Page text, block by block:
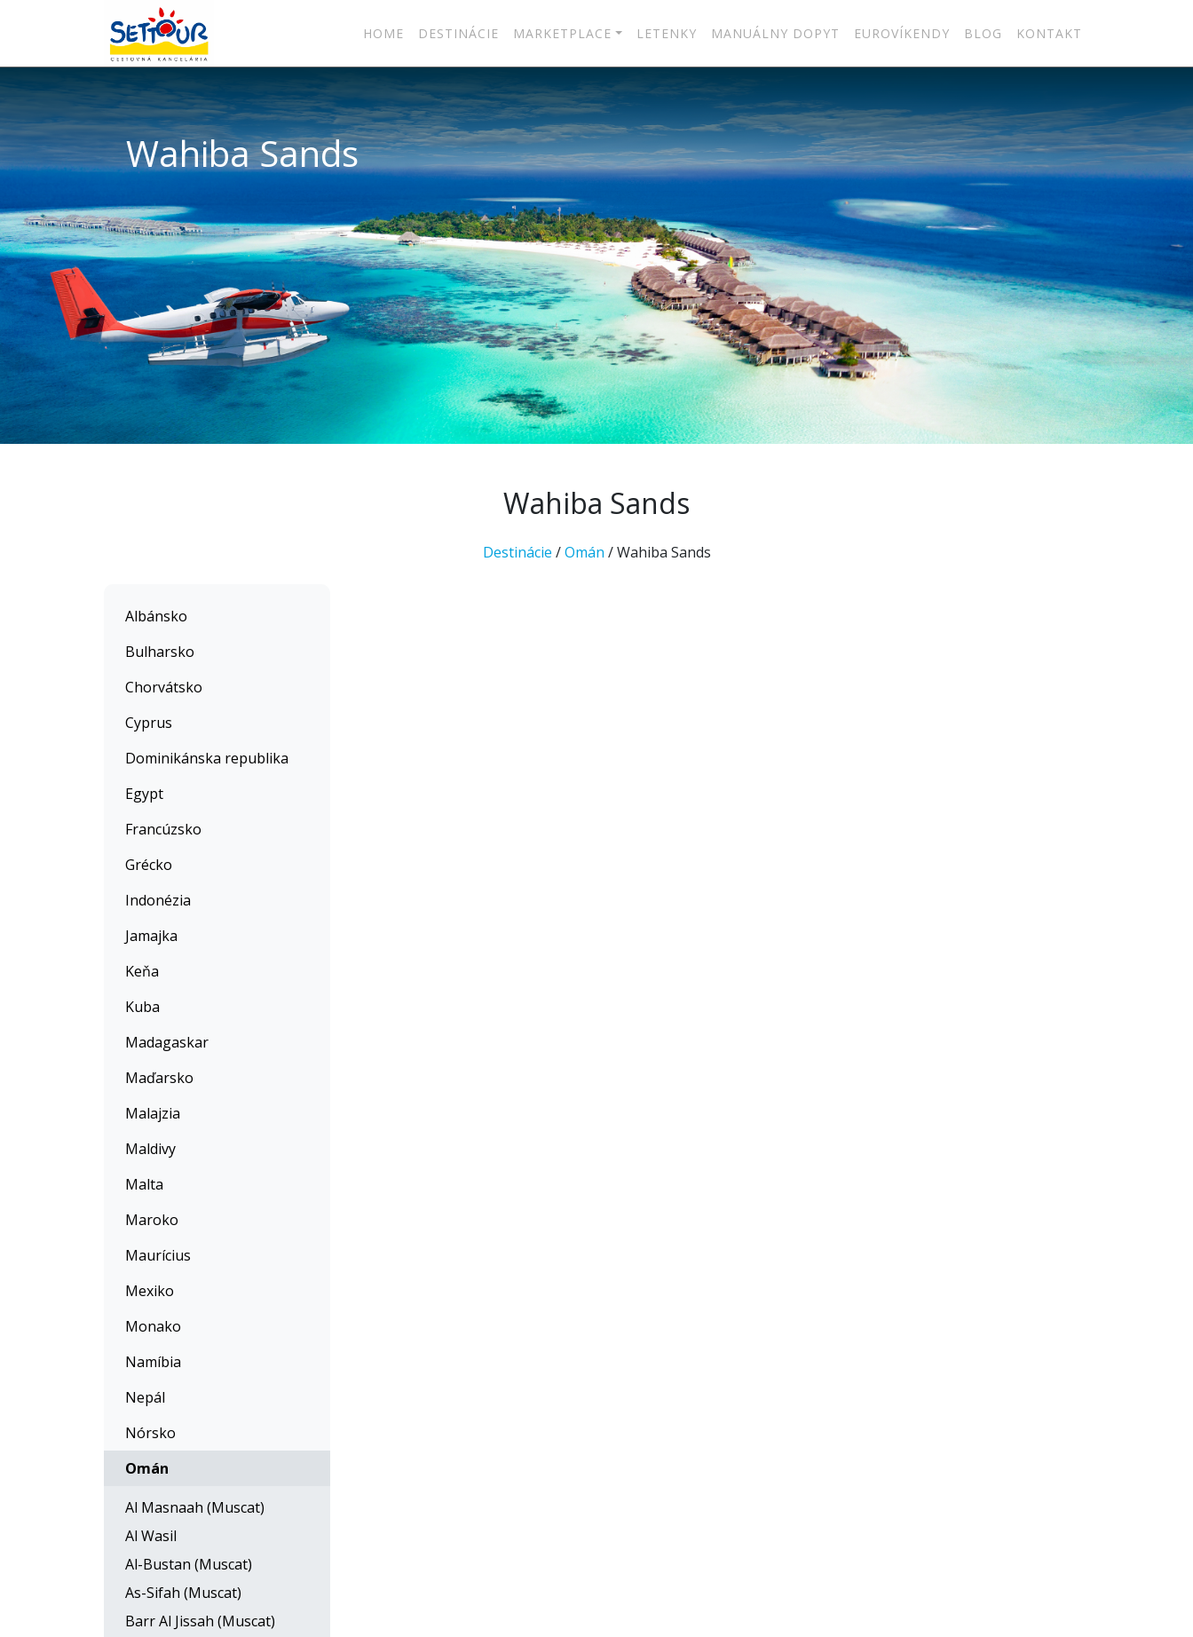
HOME DESTINÁCIE MARKETPLACE LETENKY MANUÁLNY DOPYT EUROVÍKENDY BLOG KONTAKT
Wahiba Sands
Wahiba Sands
Destinácie /Omán / Wahiba Sands
Albánsko
Bulharsko
Chorvátsko
Cyprus
Dominikánska republika
Egypt
Francúzsko
Grécko
Indonézia
Jamajka
Keňa
Kuba
Madagaskar
Maďarsko
Malajzia
Maldivy
Malta
Maroko
Maurícius
Mexiko
Monako
Namíbia
Nepál
Nórsko
Omán
Al Masnaah (Muscat)
Al Wasil
Al-Bustan (Muscat)
As-Sifah (Muscat)
Barr Al Jissah (Muscat)